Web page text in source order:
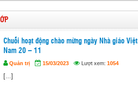
Chuỗi hoạt động chào mừng ngày Nhà giáo Việt
Nam 20 – 11
Quản trị 15/03/2023 Lượt xem: 1054
[...]